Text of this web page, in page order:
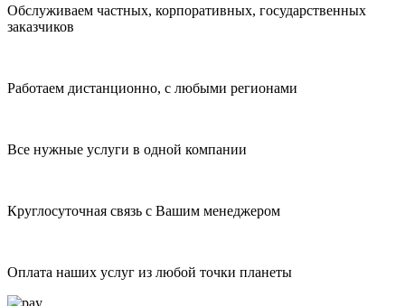
Обслуживаем частных, корпоративных, государственных
заказчиков
Работаем дистанционно, с любыми регионами
Все нужные услуги в одной компании
Круглосуточная связь с Вашим менеджером
Оплата наших услуг из любой точки планеты